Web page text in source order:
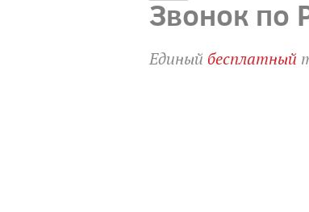
Звонок по
Единыйбесплатный